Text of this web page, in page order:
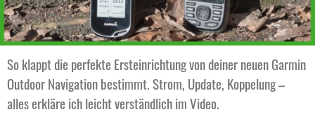
So klappt die perfekte Ersteinrichtung von deiner neuen Garmin
Outdoor Navigation bestimmt. Strom, Update, Koppelung –
alles erkläre ich leicht verständlich im Video.